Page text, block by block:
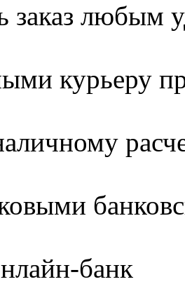
заказ любым
курьеру
банк